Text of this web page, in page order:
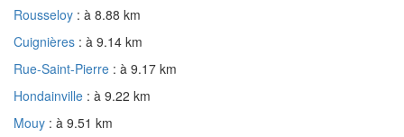
Rousseloy : à 8.88 km
Cuignières : à 9.14 km
Rue-Saint-Pierre : à 9.17 km
Hondainville : à 9.22 km
Mouy : à 9.51 km